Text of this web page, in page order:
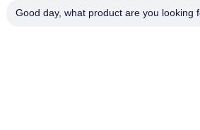
Good day, what product are you looking